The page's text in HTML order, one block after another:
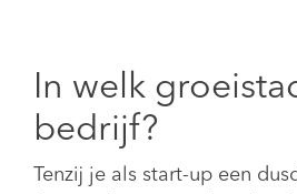
In welk
bedrijf?
Tenzij je als start-up een